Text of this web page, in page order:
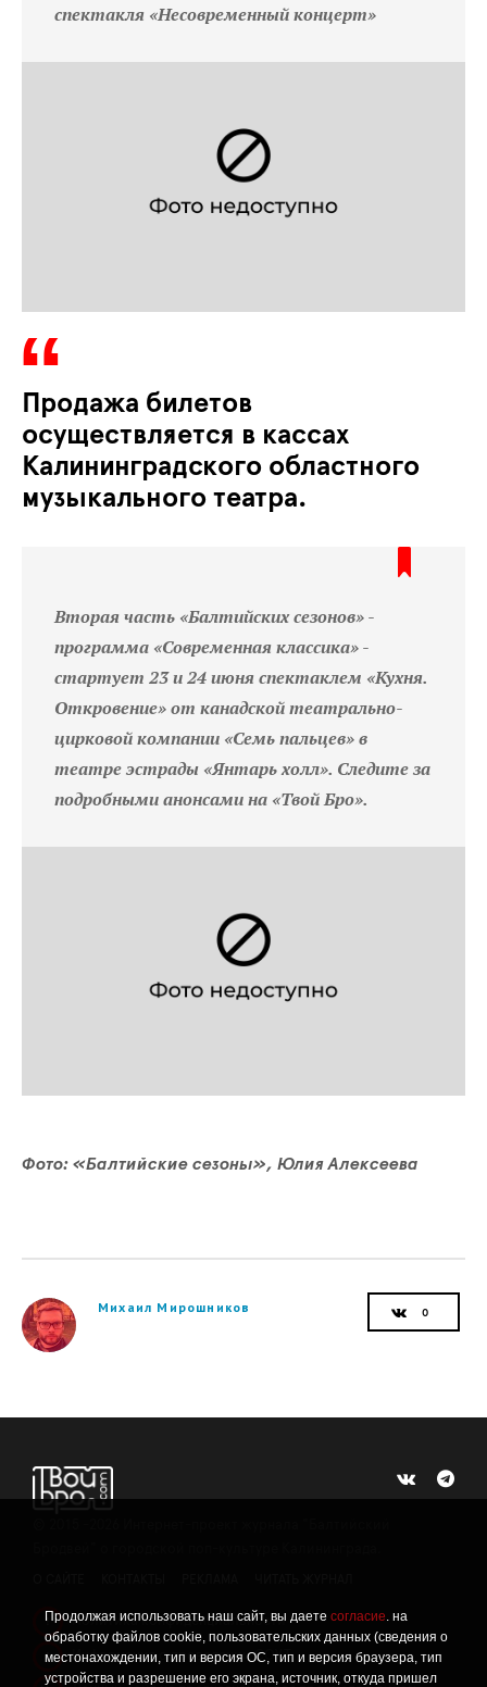
Продолжая использовать наш сайт, вы даете согласие. на
обработку файлов cookie, пользовательских данных (сведения о
местонахождении, тип и версия ОС, тип и версия браузера, тип
устройства и разрешение его экрана, источник, откуда пришел
спектакля «Несовременный концерт»
Продажа билетов
осуществляется в кассах
Калининградского областного
музыкального театра.
Вторая часть «Балтийских сезонов» -
программа «Современная классика» -
стартует 23 и 24 июня спектаклем «Кухня.
Откровение» от канадской театрально-
цирковой компании «Семь пальцев» в
театре эстрады «Янтарь холл». Следите за
подробными анонсами на «Твой Бро».
Фото: «Балтийские сезоны», Юлия Алексеева
Михаил Мирошников
! Политика конфиденциальности
! Информация о проведении СОУТ